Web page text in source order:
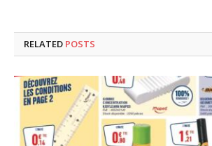
RELATED POSTS